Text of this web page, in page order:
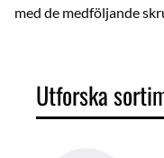
med de medföljande
Utforska